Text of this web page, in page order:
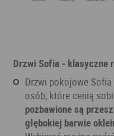
Drzwi Sofia - klasyczne
Drzwi pokojowe Sofia to idealny wybór dla wszystkich
osób, które cenią
pozbawione są
głębokiej barwie